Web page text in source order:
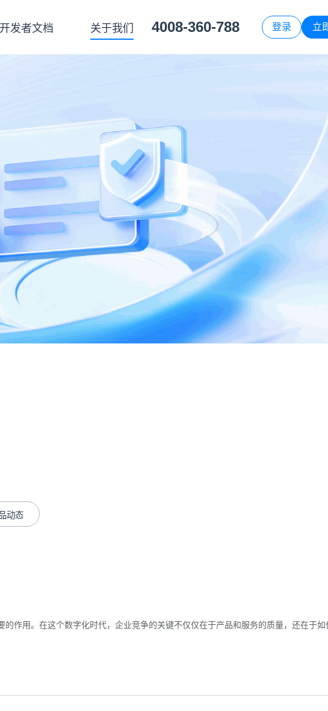
开发者文档 关于我们 4008-360-788 登录 立
动态
作用。在这个数字化时代，企业竞争的关键不仅仅在于产品和服务的质量，还在于如